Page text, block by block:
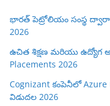
భారత్ పెట్రోలియం సంస్థ ద్వారా
2026
ఉచిత శిక్షణ మరియు ఉద్యోగ
Placements 2026
Cognizant కంపెనీలో
విడుదల 2026